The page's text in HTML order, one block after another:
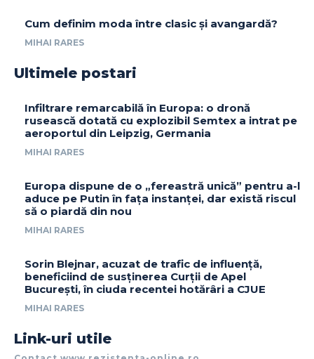
Cum definim moda între clasic și avangardă?
MIHAI RARES
Ultimele postari
Infiltrare remarcabilă în Europa: o dronă
rusească dotată cu explozibil Semtex a intrat pe
aeroportul din Leipzig, Germania
MIHAI RARES
Europa dispune de o „fereastră unică” pentru a-l
aduce pe Putin în fața instanței, dar există riscul
să o piardă din nou
MIHAI RARES
Sorin Blejnar, acuzat de trafic de influență,
beneficiind de susținerea Curții de Apel
București, în ciuda recentei hotărâri a CJUE
MIHAI RARES
Link-uri utile